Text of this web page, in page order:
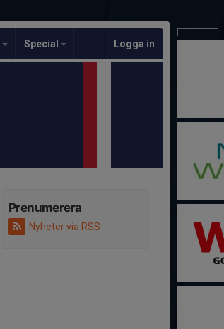
Special Logga in
Prenumerera
Nyheter via RSS